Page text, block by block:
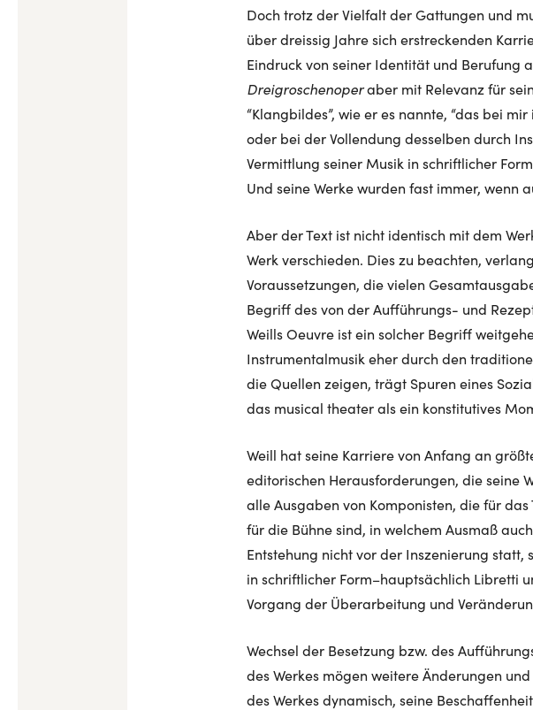
Doch trotz der Vielfalt der Gattungen und
über dreissig Jahre sich erstreckenden
Eindruck von seiner Identität und Berufung
Dreigroschenoperaber mit Relevanz für
“Klangbildes”, wie er es nannte, “das bei
oder bei der Vollendung desselben durch
Vermittlung seiner Musik in schriftlicher
Und seine Werke wurden fast immer, wenn
Aber der Text ist nicht identisch mit dem
Werk verschieden. Dies zu beachten,
Voraussetzungen, die vielen
Begriff des von der Aufführungs- und
Weills Oeuvre ist ein solcher Begriff
Instrumentalmusik eher durch den
die Quellen zeigen, trägt Spuren eines
das musical theater als ein konstitutives
Weill hat seine Karriere von Anfang an
editorischen Herausforderungen, die seine
alle Ausgaben von Komponisten, die für
für die Bühne sind, in welchem Ausmaß
Entstehung nicht vor der Inszenierung
in schriftlicher Form–hauptsächlich Libretti
Vorgang der Überarbeitung und
Wechsel der Besetzung bzw. des
des Werkes mögen weitere Änderungen
des Werkes dynamisch, seine